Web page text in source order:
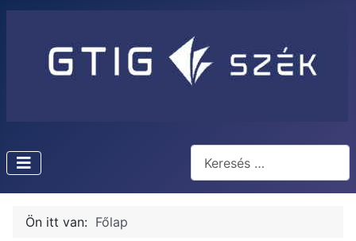
Type 2 or more characters
Ön itt van: Főlap